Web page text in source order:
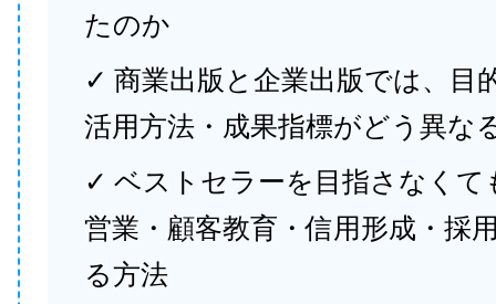
たのか
✓ 商業出版と企業出版では、目
活用方法・成果指標がどう異な
✓ ベストセラーを目指さなくて
営業・顧客教育・信用形成・採
る方法